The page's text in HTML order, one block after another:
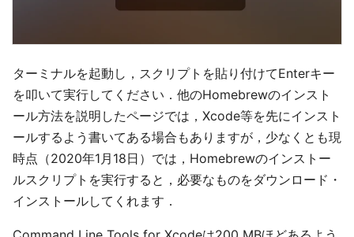
ターミナルを起動し，スクリプトを貼り付けてEnterキー
を叩いて実行してください．他のHomebrewのインスト
ール方法を説明したページでは，Xcode等を先にインスト
ールするよう書いてある場合もありますが，少なくとも現
時点（2020年1月18日）では，Homebrewのインストー
ルスクリプトを実行すると，必要なものをダウンロード・
インストールしてくれます．